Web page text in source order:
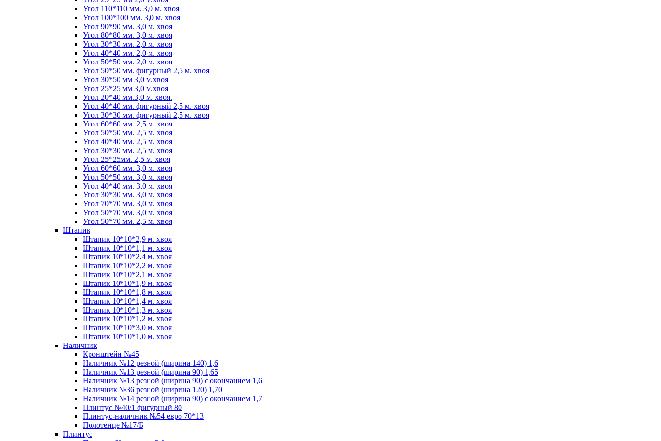
Угол 110*110 мм. 3,0 м. хвоя
Угол 100*100 мм. 3,0 м. хвоя
Угол 90*90 мм. 3,0 м. хвоя
Угол 80*80 мм. 3,0 м. хвоя
Угол 30*30 мм. 2,0 м. хвоя
Угол 40*40 мм. 2,0 м. хвоя
Угол 50*50 мм. 2,0 м. хвоя
Угол 50*50 мм. фигурный 2,5 м. хвоя
Угол 30*50 мм 3,0 м.хвоя
Угол 25*25 мм 3,0 м.хвоя
Угол 20*40 мм.3,0 м. хвоя.
Угол 40*40 мм. фигурный 2,5 м. хвоя
Угол 30*30 мм. фигурный 2,5 м. хвоя
Угол 60*60 мм. 2,5 м. хвоя
Угол 50*50 мм. 2,5 м. хвоя
Угол 40*40 мм. 2,5 м. хвоя
Угол 30*30 мм. 2,5 м. хвоя
Угол 25*25мм. 2,5 м. хвоя
Угол 60*60 мм. 3,0 м. хвоя
Угол 50*50 мм. 3,0 м. хвоя
Угол 40*40 мм. 3,0 м. хвоя
Угол 30*30 мм. 3,0 м. хвоя
Угол 70*70 мм. 3,0 м. хвоя
Угол 50*70 мм. 3,0 м. хвоя
Угол 50*70 мм. 2,5 м. хвоя
Штапик
Штапик 10*10*2,9 м. хвоя
Штапик 10*10*1,1 м. хвоя
Штапик 10*10*2,4 м. хвоя
Штапик 10*10*2,2 м. хвоя
Штапик 10*10*2,1 м. хвоя
Штапик 10*10*1,9 м. хвоя
Штапик 10*10*1,8 м. хвоя
Штапик 10*10*1,4 м. хвоя
Штапик 10*10*1,3 м. хвоя
Штапик 10*10*1,2 м. хвоя
Штапик 10*10*3,0 м. хвоя
Штапик 10*10*1,0 м. хвоя
Наличник
Кронштейн №45
Наличник №12 резной (ширина 140) 1,6
Наличник №13 резной (ширина 90) 1,65
Наличник №13 резной (ширина 90) с окончанием 1,6
Наличник №36 резной (ширина 120) 1,70
Наличник №14 резной (ширина 90) с окончанием 1,7
Плинтус №40/1 фигурный 80
Плинтус-наличник №54 евро 70*13
Полотенце №17/Б
Плинтус